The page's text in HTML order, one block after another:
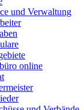
und Verwaltung
online